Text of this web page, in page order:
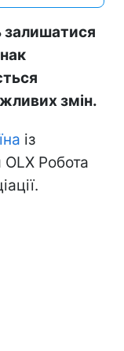
залишатися
змін.
із
Робота